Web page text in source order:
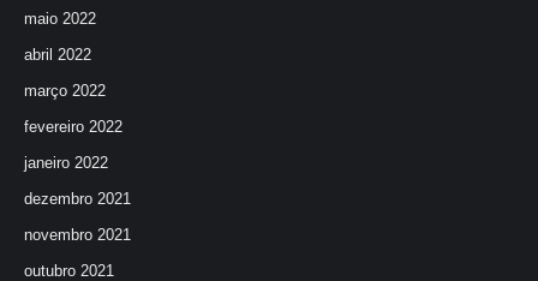
maio 2022
abril 2022
março 2022
fevereiro 2022
janeiro 2022
dezembro 2021
novembro 2021
outubro 2021